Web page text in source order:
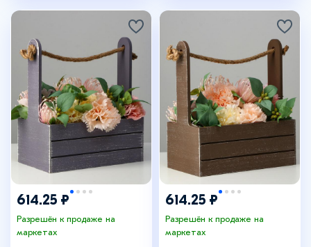
614.25 ₽
Разрешён к продаже на
маркетах
614.25 ₽
Разрешён к продаже на
маркетах